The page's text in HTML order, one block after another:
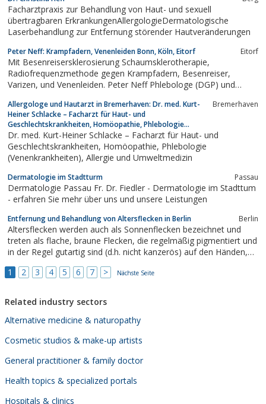
Facharztpraxis zur Behandlung von Haut- und sexuell
übertragbaren ErkrankungenAllergologieDermatologische
Laserbehandlung zur Entfernung störender Hautveränderungen
Peter Neff: Krampfadern, Venenleiden Bonn, Köln, Eitorf Eitorf
Mit Besenreisersklerosierung Schaumsklerotherapie,
Radiofrequenzmethode gegen Krampfadern, Besenreiser,
Varizen, und Venenleiden. Peter Neff Phlebologe (DGP) und
Allergologe und Hautarzt in Bremerhaven: Dr. med. Kurt-
Heiner Schlacke – Facharzt für Haut- und
Geschlechtskrankheiten, Homöopathie, Phlebologie...
Bremerhaven
Dr. med. Kurt-Heiner Schlacke – Facharzt für Haut- und
Geschlechtskrankheiten, Homöopathie, Phlebologie
(Venenkrankheiten), Allergie und Umweltmedizin
Dermatologie im Stadtturm Passau
Dermatologie Passau Fr. Dr. Fiedler - Dermatologie im Stadttum
- erfahren Sie mehr über uns und unsere Leistungen
Entfernung und Behandlung von Altersflecken in Berlin Berlin
Altersflecken werden auch als Sonnenflecken bezeichnet und
treten als flache, braune Flecken, die regelmäßig pigmentiert und
in der Regel gutartig sind (d.h. nicht kanzerös) auf den Händen,
Die Entfernung von Altersflecken in Berlin wird mit Hilfe neuster
1 2 3 4 5 6 7 > Nächste Seite
Related industry sectors
Alternative medicine & naturopathy
Cosmetic studios & make-up artists
General practitioner & family doctor
Health topics & specialized portals
Hospitals & clinics